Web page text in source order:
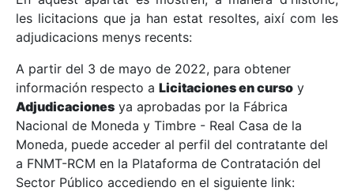
Mostra/Amaga
Mostra/Amaga
les licitacions que ja han estat resoltes, així com les
adjudicacions menys recents:
A partir del 3 de mayo de 2022, para obtener
información respecto a Licitaciones en curso y
Adjudicaciones ya aprobadas por la Fábrica
Nacional de Moneda y Timbre - Real Casa de la
Moneda, puede acceder al perfil del contratante del
a FNMT-RCM en la Plataforma de Contratación del
Sector Público accediendo en el siguiente link: